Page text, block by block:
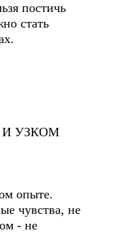
постичь
стать
И УЗКОМ
опыте.
чувства, не
- не